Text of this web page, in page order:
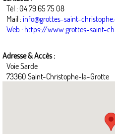
Tél : 04 79 65 75 08
Mail :info@grottes-saint-
Web : https://www.grottes-saint-
Adresse & Accès :
Voie Sarde
73360 Saint-Christophe-la-Grotte